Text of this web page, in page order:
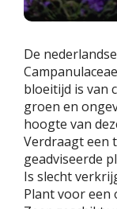
De
bloeitijd is van
groen en
hoogte van
Verdraagt een
geadviseerde
Is slecht
Plant voor een